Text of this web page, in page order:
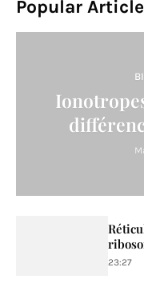
Popular
23:27